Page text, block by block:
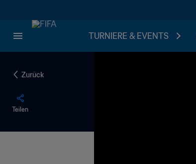
TURNIERE & EVENTS
Zurück
Teilen